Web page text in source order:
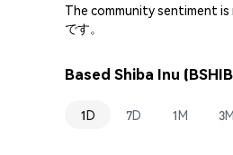
The community sentiment is
です。
Based Shiba Inu
1D 7D 1M 3M